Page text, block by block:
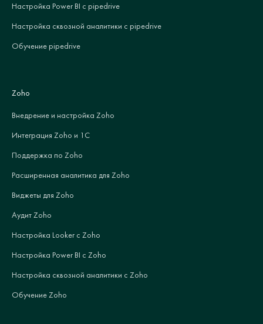
Настройка Power BI с pipedrive
Настройка сквозной аналитики с pipedrive
Обучение pipedrive
Zoho
Внедрение и настройка Zoho
Интеграция Zoho и 1С
Поддержка по Zoho
Расширенная аналитика для Zoho
Виджеты для Zoho
Аудит Zoho
Настройка Looker с Zoho
Настройка Power BI с Zoho
Настройка сквозной аналитики с Zoho
Обучение Zoho